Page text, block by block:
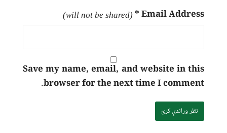
Email Address
*
(will not be shared)
Save my name, email, and website in this
browser for the next time I comment.